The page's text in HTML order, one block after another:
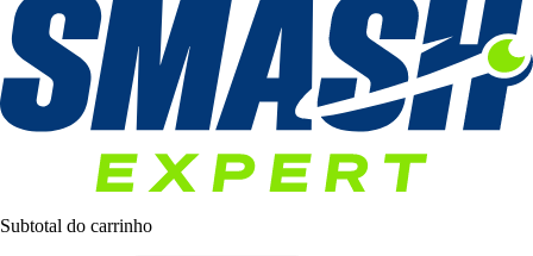
Subtotal do carrinho